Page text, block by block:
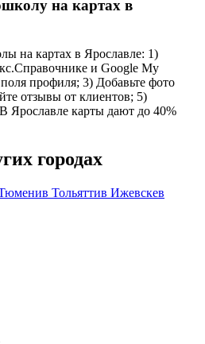
на картах в
на картах в Ярославле: 1)
и Google My
профиля; 3) Добавьте фото
отзывы от клиентов; 5)
Ярославле карты дают до 40%
городах
в Тольяттив Ижевскев